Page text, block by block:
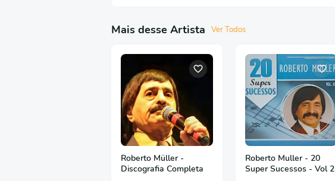
Mais desse Artista Ver Todos
Roberto Müller -
Discografia Completa
Roberto Muller - 20
Super Sucessos - Vol 2